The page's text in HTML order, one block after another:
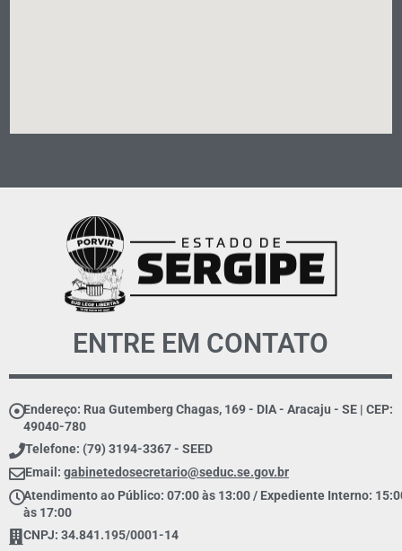
ENTRE EM CONTATO
Endereço: Rua Gutemberg Chagas, 169 - DIA - Aracaju - SE | CEP:
49040-780
Telefone: (79) 3194-3367 - SEED
Email: gabinetedosecretario@seduc.se.gov.br
Atendimento ao Público: 07:00 às 13:00 / Expediente Interno:
às 17:00
CNPJ: 34.841.195/0001-14